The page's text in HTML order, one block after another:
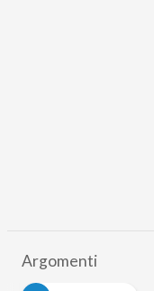
Argomenti